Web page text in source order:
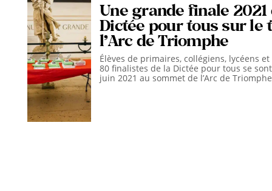
Une grande finale 2021
Dictée pour tous sur le
l’Arc de Triomphe
Élèves de primaires, collégiens, lycéens
80 finalistes de la Dictée pour tous se
juin 2021 au sommet de l’Arc de